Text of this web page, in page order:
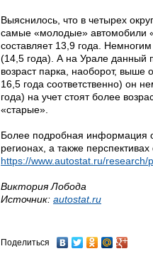
Выяснилось, что в четырех
самые «молодые» автомобили
составляет 13,9 года.
(14,5 года). А на Урале данный
возраст парка, наоборот,
16,5 года соответственно) он
года) на учет стоят более
«старые».
Более подробная информация
регионах, а также
https://www.autostat.ru/research/
Виктория Лобода
Источник: autostat.ru
Поделиться